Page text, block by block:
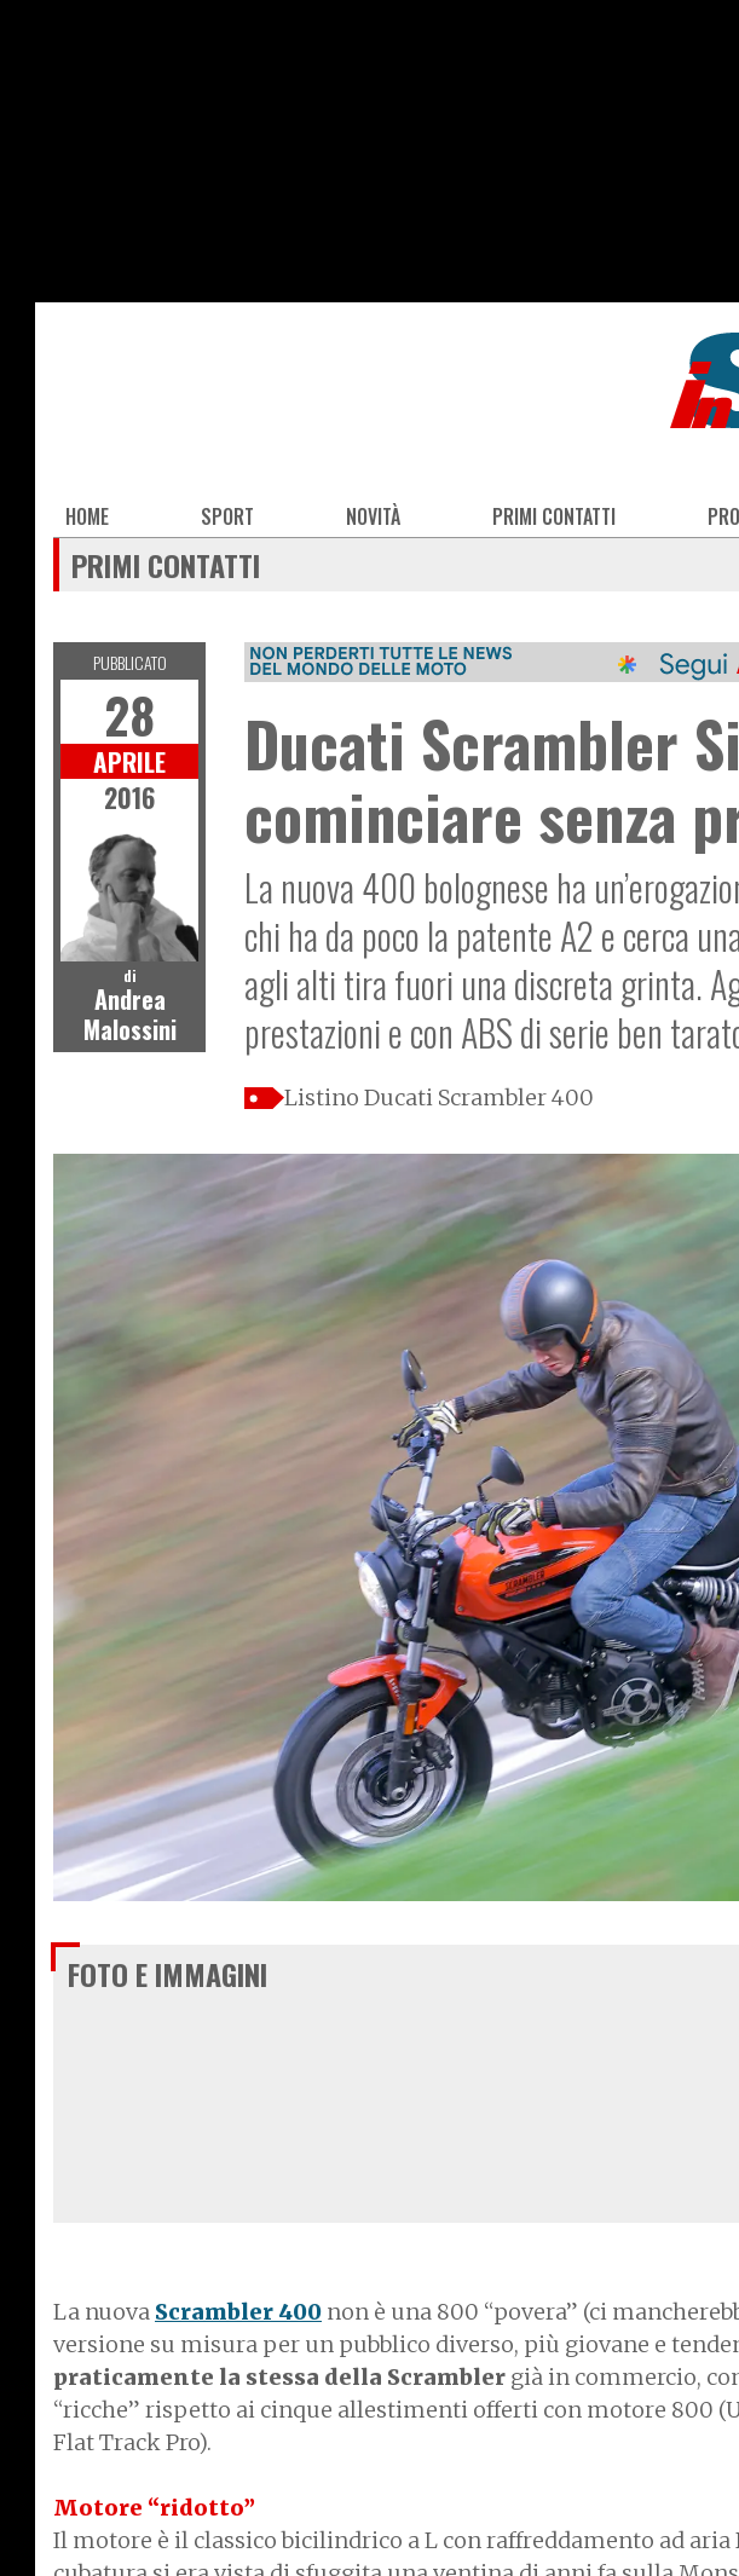
Main
navigation
HOME SPORT NOVITÀ PRIMI CONTATTI
PRIMI CONTATTI
Ducati Scrambler
cominciare senza
La nuova 400 bolognese ha
chi ha da poco la patente A2 e cerca
agli alti tira fuori una discreta grinta.
prestazioni e con ABS di serie ben
Listino Ducati Scrambler 400
PUBBLICATO
28
APRILE
2016
di
Andrea
Malossini
FOTO E IMMAGINI
La nuova Scrambler 400 non è una 800 “povera” (ci
versione su misura per un pubblico diverso, più giovane e
praticamente la stessa della Scrambler già in commercio,
“ricche” rispetto ai cinque allestimenti offerti con motore 800
Flat Track Pro).
Motore “ridotto”
Il motore è il classico bicilindrico a L con raffreddamento ad aria